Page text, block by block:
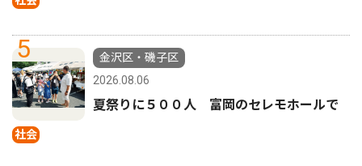
5
社会
金沢区・磯子区
2026.08.06
夏祭りに５００人 富岡のセレモホールで